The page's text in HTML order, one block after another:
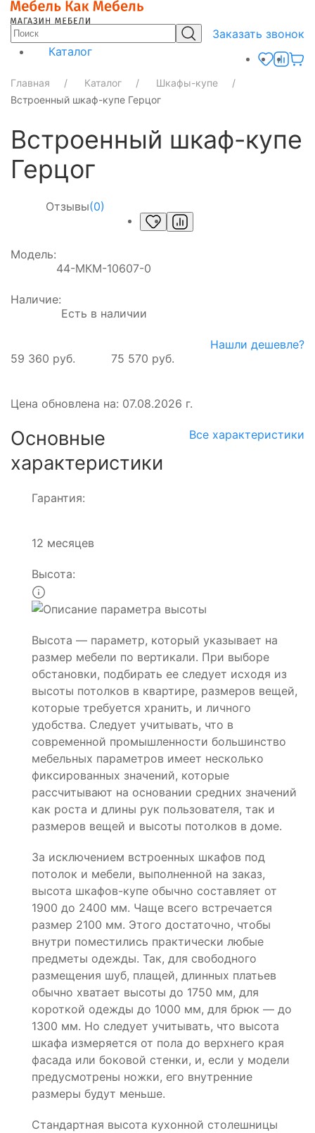
Заказать звонок
Каталог
Главная Каталог
Шкафы-купе
Встроенный шкаф-купе Герцог
Встроенный шкаф-купе
Герцог
Отзывы(0)
Модель:
44-МКМ-10607-0
Наличие:
Есть в наличии
59 360 руб. 75 570 руб.
Нашли дешевле?
Цена обновлена на: 07.08.2026 г.
Основные
характеристики
Все характеристики
Гарантия:
12 месяцев
Высота:
Высота — параметр, который указывает на
размер мебели по вертикали. При выборе
обстановки, подбирать ее следует исходя из
высоты потолков в квартире, размеров вещей,
которые требуется хранить, и личного
удобства. Следует учитывать, что в
современной промышленности большинство
мебельных параметров имеет несколько
фиксированных значений, которые
рассчитывают на основании средних значений
как роста и длины рук пользователя, так и
размеров вещей и высоты потолков в доме.
За исключением встроенных шкафов под
потолок и мебели, выполненной на заказ,
высота шкафов-купе обычно составляет от
1900 до 2400 мм. Чаще всего встречается
размер 2100 мм. Этого достаточно, чтобы
внутри поместились практически любые
предметы одежды. Так, для свободного
размещения шуб, плащей, длинных платьев
обычно хватает высоты до 1750 мм, для
короткой одежды до 1000 мм, для брюк — до
1300 мм. Но следует учитывать, что высота
шкафа измеряется от пола до верхнего края
фасада или боковой стенки, и, если у модели
предусмотрены ножки, его внутренние
размеры будут меньше.
Стандартная высота кухонной столешницы